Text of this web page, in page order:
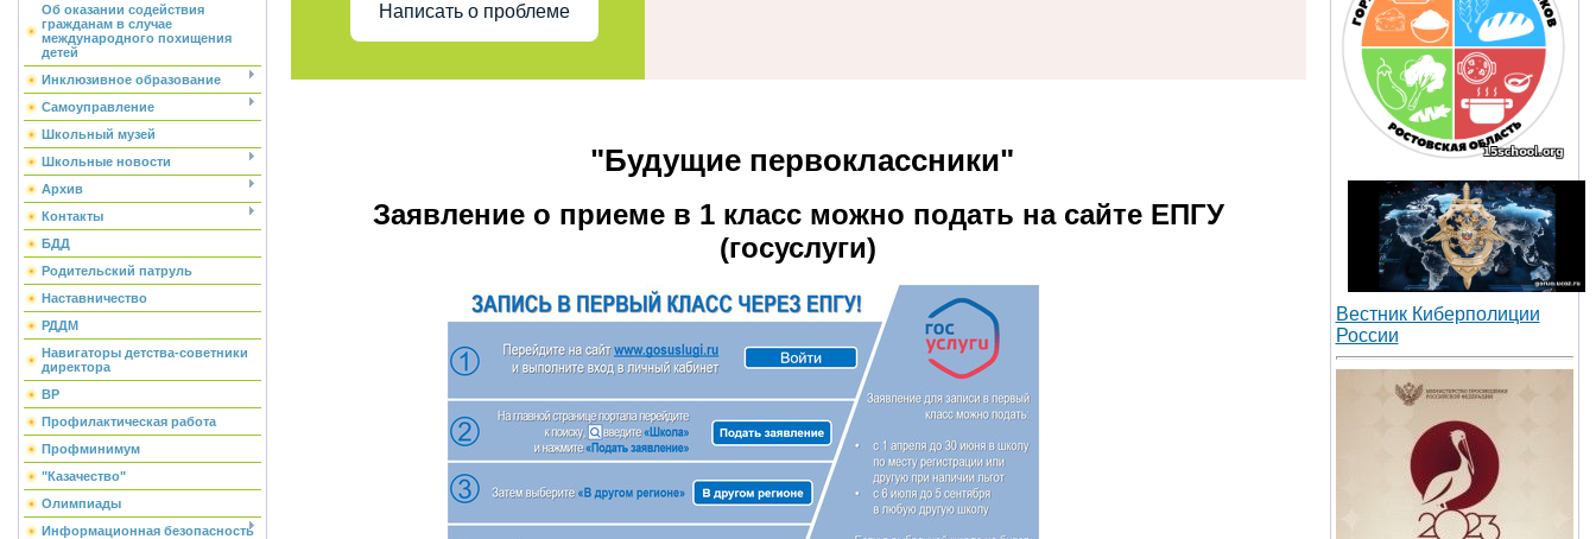
Об оказании содействия
гражданам в случае
международного похищения
детей
Инклюзивное образование
Самоуправление
Школьный музей
Школьные новости
Архив
Контакты
БДД
Родительский патруль
Наставничество
РДДМ
Навигаторы детства-советники
директора
ВР
Профилактическая работа
Профминимум
"Казачество"
Олимпиады
Информационная безопасность
Написать о проблеме
"Будущие первоклассники"
Заявление о приеме в 1 класс можно подать на сайте ЕПГУ
(госуслуги)
Вестник Киберполиции
России